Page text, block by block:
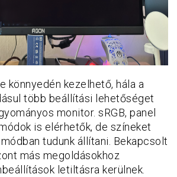
könnyedén kezelhető, hála a
több beállítási lehetőséget
monitor. sRGB, panel
is elérhetők, de színeket
tudunk állítani. Bekapcsolt
más megoldásokhoz
letiltásra kerülnek.